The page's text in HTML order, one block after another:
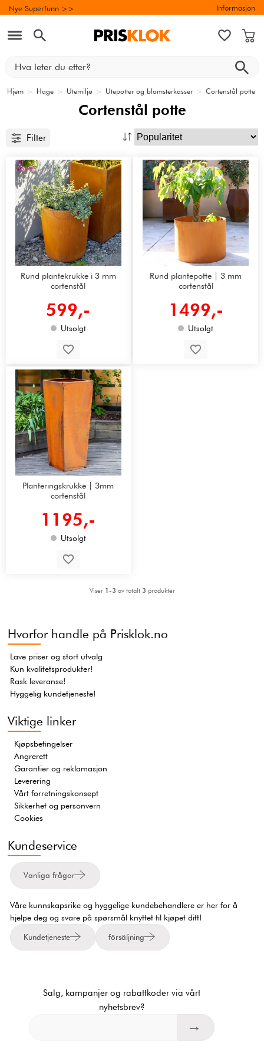
Nye Superfunn >> Informasjon
Hjem > Hage > Utemiljø > Utepotter og blomsterkasser > Cortenstål potte
Cortenstål potte
Filter
Rund plantekrukke i 3 mm
cortenstål
599,-
Utsolgt
Rund plantepotte | 3 mm
cortenstål
1499,-
Utsolgt
Planteringskrukke | 3mm
cortenstål
1195,-
Utsolgt
Viser 1-3 av totalt 3 produkter
Hvorfor handle på Prisklok.no
Lave priser og stort utvalg
Kun kvalitetsprodukter!
Rask leveranse!
Hyggelig kundetjeneste!
Viktige linker
Kjøpsbetingelser
Angrerett
Garantier og reklamasjon
Leverering
Vårt forretningskonsept
Sikkerhet og personvern
Cookies
Kundeservice
Vanliga frågor
Våre kunnskapsrike og hyggelige kundebehandlere er her for å
hjelpe deg og svare på spørsmål knyttet til kjøpet ditt!
Kundetjeneste försäljning
Salg, kampanjer og rabattkoder via vårt
nyhetsbrev?